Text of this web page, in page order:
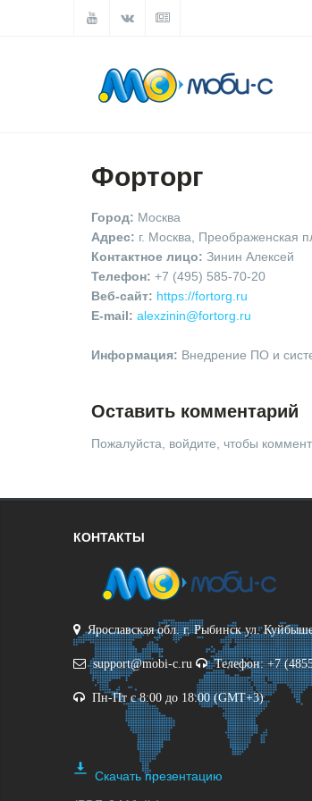
Форторг
Город: Москва
Адрес: г. Москва, Преображенская
Контактное лицо: Зинин Алексей
Телефон: +7 (495) 585-70-20
Веб-cайт: https://fortorg.ru
E-mail: alexzinin@fortorg.ru
Информация: Внедрение ПО и
Оставить комментарий
Пожалуйста, войдите, чтобы
КОНТАКТЫ
Ярославская обл. г. Рыбинск ул.
support@mobi-c.ru Телефон: +7
Пн-Пт с 8:00 до 18:00 (GMT+3)
Скачать презентацию